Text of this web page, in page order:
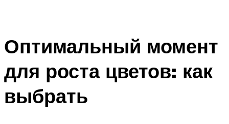
Оптимальный момент
для роста цветов: как
выбрать